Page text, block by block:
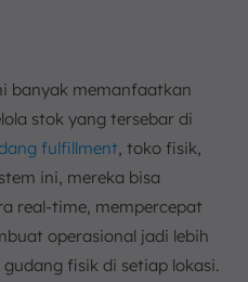
banyak memanfaatkan
stok yang tersebar di
fulfillment , toko fisik,
ini, mereka bisa
real-time, mempercepat
operasional jadi lebih
fisik di setiap lokasi.